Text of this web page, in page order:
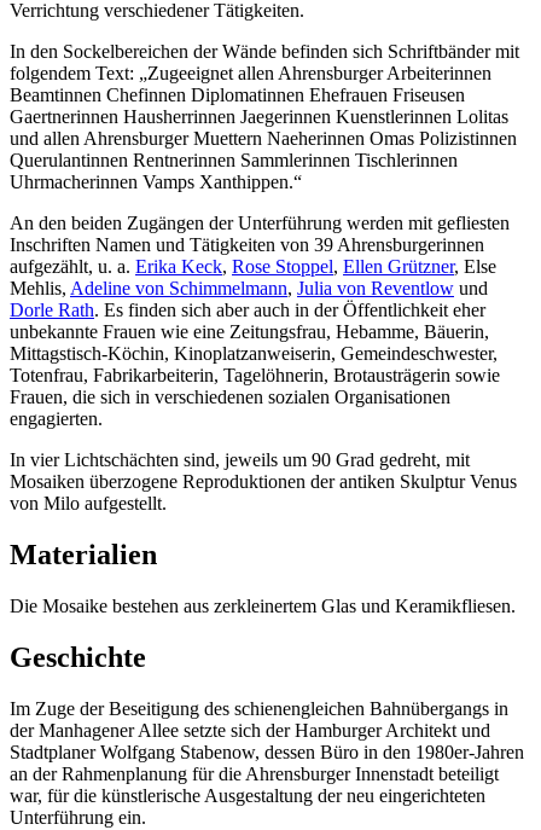
Verrichtung verschiedener Tätigkeiten.
In den Sockelbereichen der Wände befinden sich Schriftbänder mit
folgendem Text: „Zugeeignet allen Ahrensburger Arbeiterinnen
Beamtinnen Chefinnen Diplomatinnen Ehefrauen Friseusen
Gaertnerinnen Hausherrinnen Jaegerinnen Kuenstlerinnen Lolitas
und allen Ahrensburger Muettern Naeherinnen Omas Polizistinnen
Querulantinnen Rentnerinnen Sammlerinnen Tischlerinnen
Uhrmacherinnen Vamps Xanthippen.“
An den beiden Zugängen der Unterführung werden mit gefliesten
Inschriften Namen und Tätigkeiten von 39 Ahrensburgerinnen
aufgezählt, u. a. Erika Keck, Rose Stoppel, Ellen Grützner, Else
Mehlis, Adeline von Schimmelmann, Julia von Reventlow und
Dorle Rath. Es finden sich aber auch in der Öffentlichkeit eher
unbekannte Frauen wie eine Zeitungsfrau, Hebamme, Bäuerin,
Mittagstisch-Köchin, Kinoplatzanweiserin, Gemeindeschwester,
Totenfrau, Fabrikarbeiterin, Tagelöhnerin, Brotausträgerin sowie
Frauen, die sich in verschiedenen sozialen Organisationen
engagierten.
In vier Lichtschächten sind, jeweils um 90 Grad gedreht, mit
Mosaiken überzogene Reproduktionen der antiken Skulptur Venus
von Milo aufgestellt.
Materialien
Die Mosaike bestehen aus zerkleinertem Glas und Keramikfliesen.
Geschichte
Im Zuge der Beseitigung des schienengleichen Bahnübergangs in
der Manhagener Allee setzte sich der Hamburger Architekt und
Stadtplaner Wolfgang Stabenow, dessen Büro in den 1980er-Jahren
an der Rahmenplanung für die Ahrensburger Innenstadt beteiligt
war, für die künstlerische Ausgestaltung der neu eingerichteten
Unterführung ein.